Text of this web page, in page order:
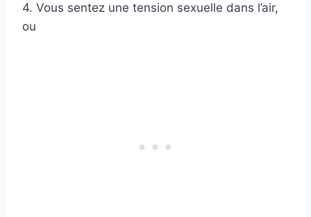
4. Vous sentez une tension sexuelle dans l’air,
ou